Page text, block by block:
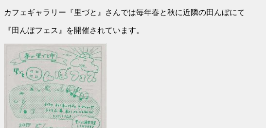
カフェギャラリー『里づと』さんでは毎年春と秋に近隣の田んぼにて
『田んぼフェス』を開催されています。